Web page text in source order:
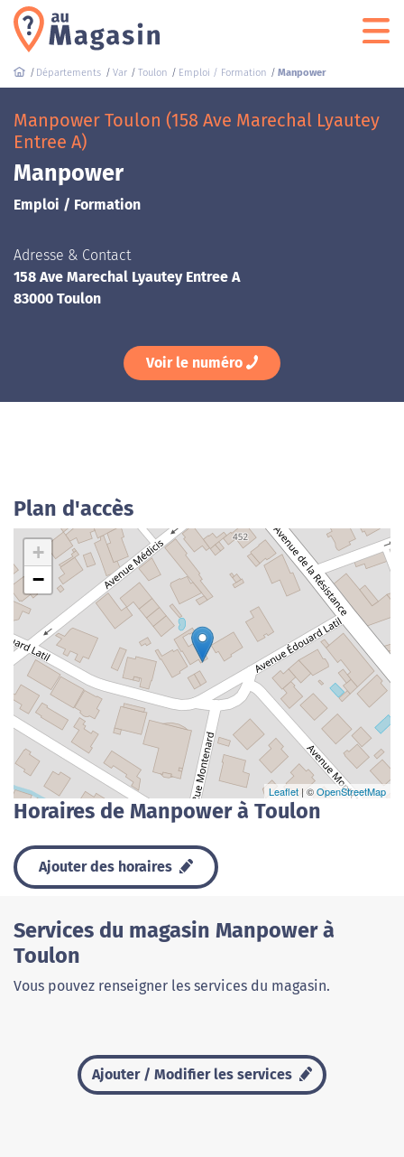
Départements Var Toulon Emploi / Formation Manpower
Manpower Toulon (158 Ave Marechal Lyautey
Entree A)
Manpower
Emploi / Formation
Adresse & Contact
158 Ave Marechal Lyautey Entree A
83000 Toulon
Voir le numéro
Plan d'accès
+
−
Leaflet | ©OpenStreetMap
Horaires de Manpower à Toulon
Ajouter des horaires
Services du magasin Manpower à
Toulon
Vous pouvez renseigner les services du magasin.
Ajouter / Modifier les services